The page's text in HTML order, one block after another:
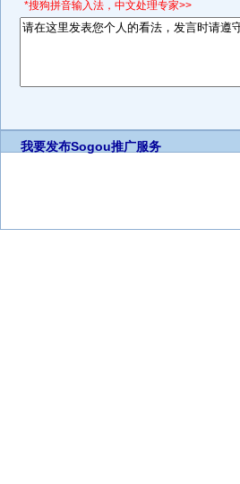
*搜狗拼音输入法，中文处理专家>>
我要发布Sogou推广服务